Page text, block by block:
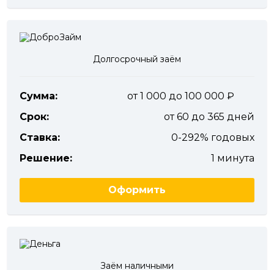
Долгосрочный заём
Сумма:
от 1 000 до 100 000
Срок:
от 60 до 365 дней
Ставка:
0-292% годовых
Решение:
1 минута
Оформить
Заём наличными